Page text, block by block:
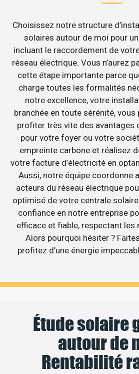
Choisissez notre structure
solaires autour de moi pour
incluant le raccordement de
réseau électrique. Vous n’aurez
cette étape importante parce
charge toutes les formalités
notre excellence, votre
branchée en toute sérénité,
profiter très vite des avantages
pour votre foyer ou votre
empreinte carbone et réalisez
votre facture d’électricité en
Aussi, notre équipe coordonne
acteurs du réseau électrique
optimisé de votre centrale
confiance en notre entreprise
efficace et fiable, respectant les
Alors pourquoi hésiter ?
profitez d’une énergie
Étude solaire
autour de
Rentabilité